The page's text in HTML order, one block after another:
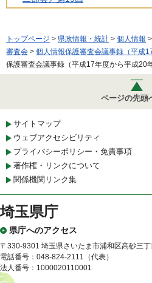
トップページ > 県政情報・統計 > 個人情報 >
審査会 > 個人情報保護審査会議事録（平成
保護審査会議事録（平成17年度から平成20
ページの先頭
サイトマップ
ウェブアクセシビリティ
プライバシーポリシー・免責事項
著作権・リンクについて
関係機関リンク集
埼玉県庁
県庁へのアクセス
〒330-9301 埼玉県さいたま市浦和区高砂三
電話番号：048-824-2111（代表）
法人番号：1000020110001